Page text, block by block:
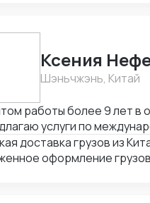
Ксения
Шэньчжэнь, Китай
работы более 9 лет в
услуги по
и надежную
Приоритет -
доставка грузов из
оформление грузов